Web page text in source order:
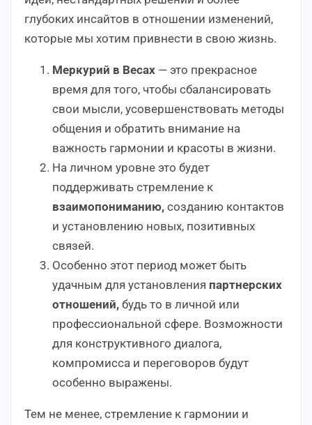
глубоких инсайтов в отношении изменений,
которые мы хотим привнести в свою жизнь.
Меркурий в Весах — это прекрасное
время для того, чтобы сбалансировать
свои мысли, усовершенствовать методы
общения и обратить внимание на
важность гармонии и красоты в жизни.
На личном уровне это будет
поддерживать стремление к
взаимопониманию, созданию контактов
и установлению новых, позитивных
связей.
Особенно этот период может быть
удачным для установления партнерских
отношений, будь то в личной или
профессиональной сфере. Возможности
для конструктивного диалога,
компромисса и переговоров будут
особенно выражены.
Тем не менее, стремление к гармонии и